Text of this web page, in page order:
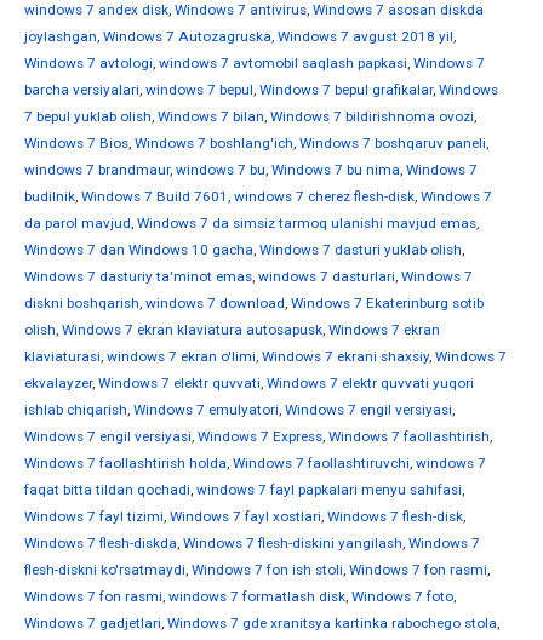
windows 7 andex disk, Windows 7 antivirus, Windows 7 asosan diskda
joylashgan, Windows 7 Autozagruska, Windows 7 avgust 2018 yil,
Windows 7 avtologi, windows 7 avtomobil saqlash papkasi, Windows 7
barcha versiyalari, windows 7 bepul, Windows 7 bepul grafikalar, Windows
7 bepul yuklab olish, Windows 7 bilan, Windows 7 bildirishnoma ovozi,
Windows 7 Bios, Windows 7 boshlang'ich, Windows 7 boshqaruv paneli,
windows 7 brandmaur, windows 7 bu, Windows 7 bu nima, Windows 7
budilnik, Windows 7 Build 7601 , windows 7 cherez flesh-disk, Windows 7
da parol mavjud, Windows 7 da simsiz tarmoq ulanishi mavjud emas,
Windows 7 dan Windows 10 gacha, Windows 7 dasturi yuklab olish,
Windows 7 dasturiy ta'minot emas, windows 7 dasturlari, Windows 7
diskni boshqarish, windows 7 download, Windows 7 Ekaterinburg sotib
olish, Windows 7 ekran klaviatura autosapusk, Windows 7 ekran
klaviaturasi, windows 7 ekran o'limi, Windows 7 ekrani shaxsiy, Windows 7
ekvalayzer, Windows 7 elektr quvvati, Windows 7 elektr quvvati yuqori
ishlab chiqarish, Windows 7 emulyatori, Windows 7 engil versiyasi,
Windows 7 engil versiyasi, Windows 7 Express, Windows 7 faollashtirish,
Windows 7 faollashtirish holda, Windows 7 faollashtiruvchi, windows 7
faqat bitta tildan qochadi, windows 7 fayl papkalari menyu sahifasi,
Windows 7 fayl tizimi, Windows 7 fayl xostlari, Windows 7 flesh-disk,
Windows 7 flesh-diskda, Windows 7 flesh-diskini yangilash, Windows 7
flesh-diskni ko'rsatmaydi, Windows 7 fon ish stoli, Windows 7 fon rasmi,
Windows 7 fon rasmi, windows 7 formatlash disk, Windows 7 foto,
Windows 7 gadjetlari, Windows 7 gde xranitsya kartinka rabochego stola,